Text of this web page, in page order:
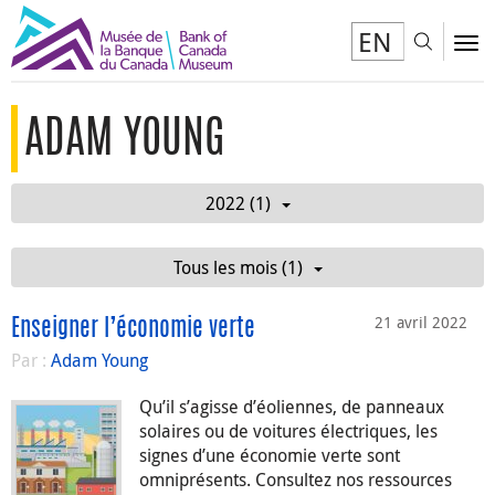
EN
ADAM YOUNG
2022 (1)
Tous les mois (1)
21 avril 2022
Enseigner l’économie verte
Par : Adam Young
Qu’il s’agisse d’éoliennes, de panneaux
solaires ou de voitures électriques, les
signes d’une économie verte sont
omniprésents. Consultez nos ressources